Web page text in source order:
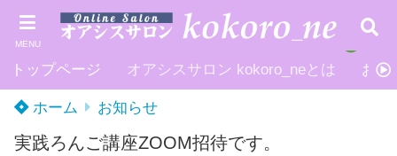
MENU
トップページ オアシスサロン kokoro_neとは お申
ホーム お知らせ
実践ろんご講座ZOOM招待です。